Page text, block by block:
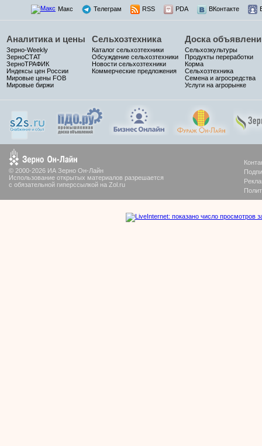
Макс Телеграм RSS PDA ВКонтакте
Аналитика и цены
Зерно-Weekly
ЗерноСТАТ
ЗерноТРАФИК
Индексы цен России
Мировые цены FOB
Мировые биржи
Сельхозтехника
Каталог сельхозтехники
Обсуждение сельхозтехники
Новости сельхозтехники
Коммерческие предложения
Доска
Сельхозкультуры
Продукты переработки
Корма
Сельхозтехника
Семена и агросредства
Услуги на агрорынке
© 2000-2026 ИА Зерно Он-Лайн
Использование открытых материалов разрешается
с обязательной гиперссылкой на Zol.ru